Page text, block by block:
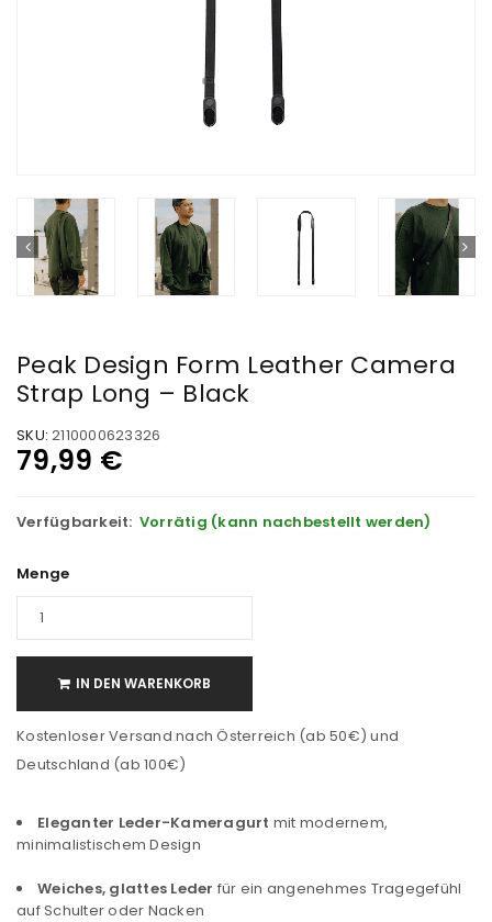
Peak Design Form Leather Camera
Strap Long – Black
SKU: 2110000623326
79,99 €
Verfügbarkeit: Vorrätig (kann nachbestellt werden)
Menge
IN DEN WARENKORB
Kostenloser Versand nach Österreich (ab 50€) und
Deutschland (ab 100€)
Eleganter Leder-Kameragurt mit modernem,
minimalistischem Design
Weiches, glattes Leder für ein angenehmes Tragegefühl
auf Schulter oder Nacken